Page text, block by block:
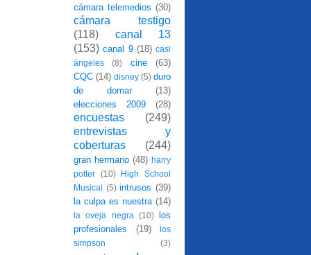
cámara telemedios (30)
cámara testigo
(118)
canal 13
(153) canal 9 (18) casi
ángeles
(8) cine
(63)
CQC (14) disney (5) duro
de domar
(13)
elecciones 2009
(28)
encuestas
(249)
entrevistas y
coberturas
(244)
gran hermano (48) harry
potter
(10)
High School
Musical
(5) intrusos (39)
la culpa es nuestra (14)
la oveja negra (10)
los
profesionales
(19)
los
simpson
(3)